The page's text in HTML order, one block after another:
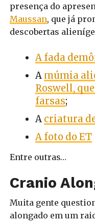
presença do
Maussan, que já
descobertas
A fada
A múmia
Roswell,
farsas;
A criatura
A foto do ET
Entre outras…
Cranio
Muita gente
alongado em um